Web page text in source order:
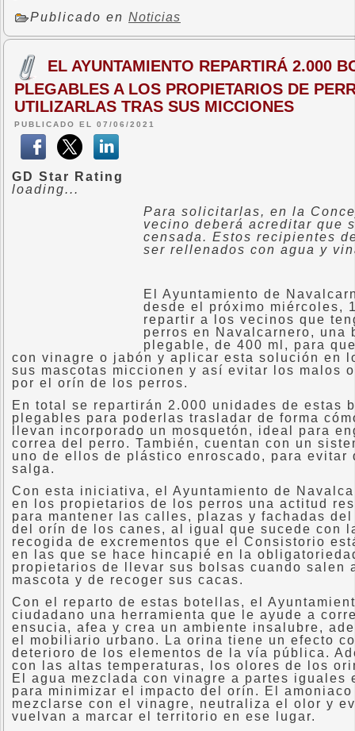
Publicado en Noticias
EL AYUNTAMIENTO REPARTIRÁ 2.000
PLEGABLES A LOS PROPIETARIOS DE
UTILIZARLAS TRAS SUS MICCIONES
PUBLICADO EL 07/06/2021
GD Star Rating
loading...
Para solicitarlas, en la
vecino deberá acreditar que
censada. Estos recipientes
ser rellenados con agua y
El Ayuntamiento de
desde el próximo miércoles,
repartir a los vecinos que
perros en Navalcarnero, una
plegable, de 400 ml, para
con vinagre o jabón y aplicar esta solución en
sus mascotas miccionen y así evitar los malos
por el orín de los perros.
En total se repartirán 2.000 unidades de estas
plegables para poderlas trasladar de forma
llevan incorporado un mosquetón, ideal para
correa del perro. También, cuentan con un
uno de ellos de plástico enroscado, para evitar
salga.
Con esta iniciativa, el Ayuntamiento de
en los propietarios de los perros una actitud
para mantener las calles, plazas y fachadas
del orín de los canes, al igual que sucede con
recogida de excrementos que el Consistorio
en las que se hace hincapié en la
propietarios de llevar sus bolsas cuando salen
mascota y de recoger sus cacas.
Con el reparto de estas botellas, el
ciudadano una herramienta que le ayude a
ensucia, afea y crea un ambiente insalubre,
el mobiliario urbano. La orina tiene un efecto
deterioro de los elementos de la vía pública.
con las altas temperaturas, los olores de los
El agua mezclada con vinagre a partes iguales
para minimizar el impacto del orín. El
mezclarse con el vinagre, neutraliza el olor y
vuelvan a marcar el territorio en ese lugar.